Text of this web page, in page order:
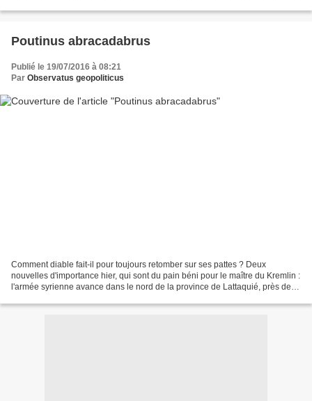
Poutinus abracadabrus
Publié le 19/07/2016 à 08:21
Par Observatus geopoliticus
Comment diable fait-il pour toujours retomber sur ses pattes ? Deux
nouvelles d'importance hier, qui sont du pain béni pour le maître du Kremlin :
l'armée syrienne avance dans le nord de la province de Lattaquié, près de la